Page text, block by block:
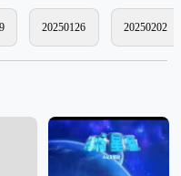
20250126 20250202